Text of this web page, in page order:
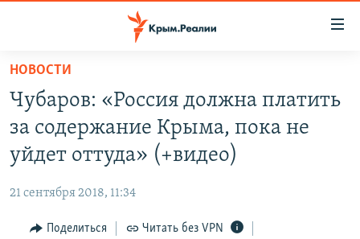
Вернуться
основному
содержанию
Вернутся
главной
навигации
Вернутся
НОВОСТИ
СПЕЦПРОЕКТЫ
ГРУЗ 200
11 ЛЕТ ОККУПАЦИИ КРЫМА. 11 ИСТОРИЙ СОПРОТИВЛЕНИЯ
ВОДА
ЕЩЕ
ИНТЕРАКТИВ
РАДІО СВОБОДА
НОВОСТИ
Чубаров: «Россия должна платить
за содержание Крыма, пока не
уйдет оттуда» (+видео)
21 сентября 2018, 11:34
Поделиться Читать без VPN